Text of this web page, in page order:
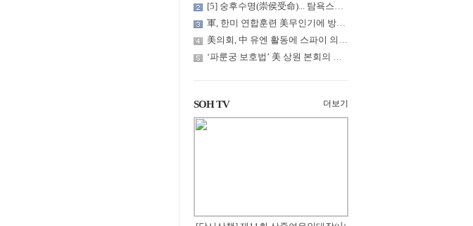
[5] 숭후수명(崇侯受命)... 탐욕스러운 북백후, 정벌의 기치를 올.....
軍, 한미 연합훈련 美무인기에 방공태세 발령... 왜?
美의회, 中 유엔 활동에 스파이 의혹 제기
‘파룬궁 보호법’ 美 상원 본회의 상정... 최종 입법 ‘초읽기’
SOH TV 더보기